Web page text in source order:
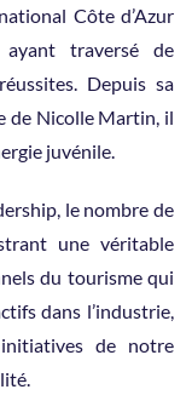
Côte d’Azur
traversé de
Depuis sa
de Nicolle Martin, il
juvénile.
le nombre de
une véritable
du tourisme qui
dans l’industrie,
de notre